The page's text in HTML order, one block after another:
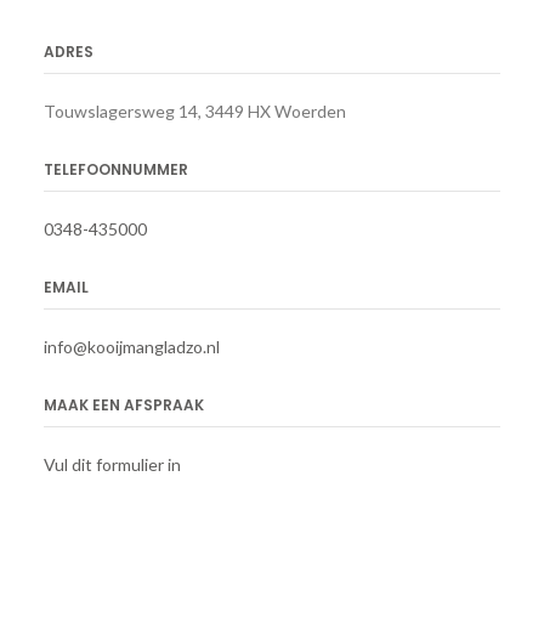
ADRES
Touwslagersweg 14, 3449 HX Woerden
TELEFOONNUMMER
0348-435000
EMAIL
info@kooijmangladzo.nl
MAAK EEN AFSPRAAK
Vul dit formulier in